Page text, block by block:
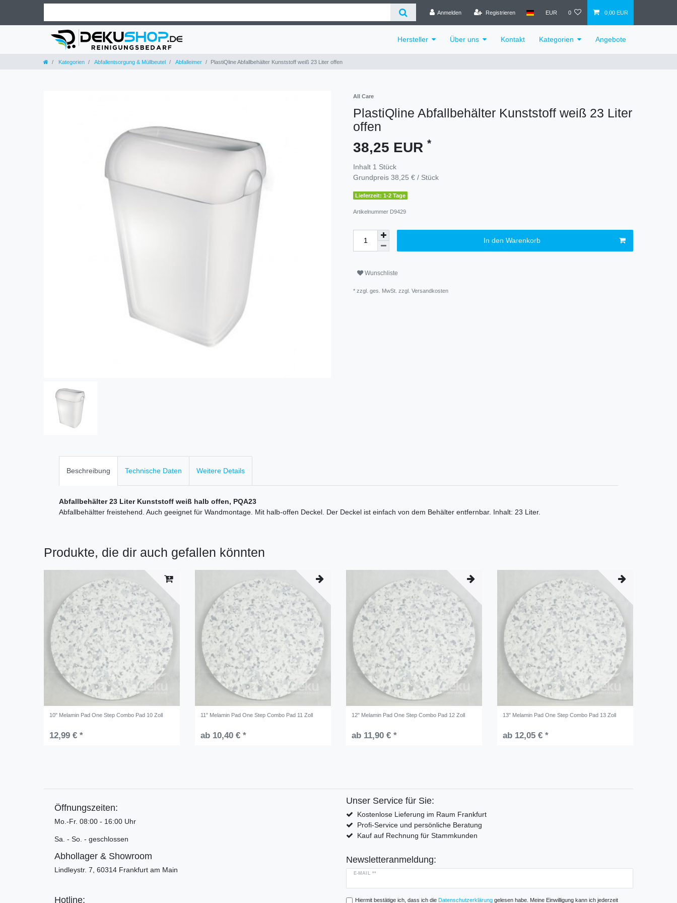
Anmelden Registrieren EUR 0 0,00 EUR
Hersteller Über uns Kontakt Kategorien Angebote
Kategorien Abfallentsorgung & Müllbeutel Abfalleimer PlastiQline Abfallbehälter Kunststoff weiß 23 Liter offen
All Care
PlastiQline Abfallbehälter Kunststoff weiß 23 Liter
offen
38,25 EUR *
Inhalt 1 Stück
Grundpreis 38,25 € / Stück
Lieferzeit: 1-2 Tage
Artikelnummer D9429
In den Warenkorb
Wunschliste
* zzgl. ges. MwSt. zzgl. Versandkosten
Beschreibung Technische Daten Weitere Details
Abfallbehälter 23 Liter Kunststoff weiß halb offen, PQA23
Abfallbehältter freistehend. Auch geeignet für Wandmontage. Mit halb-offen Deckel. Der Deckel ist einfach von dem Behälter entfernbar. Inhalt: 23 Liter.
Produkte, die dir auch gefallen könnten
10" Melamin Pad One Step Combo Pad 10 Zoll
12,99 € *
11" Melamin Pad One Step Combo Pad 11 Zoll
ab 10,40 € *
12" Melamin Pad One Step Combo Pad 12 Zoll
ab 11,90 € *
13" Melamin Pad One Step Combo Pad 13 Zoll
ab 12,05 € *
Öffnungszeiten:
Mo.-Fr. 08:00 - 16:00 Uhr
Sa. - So. - geschlossen
Abhollager & Showroom
Lindleystr. 7, 60314 Frankfurt am Main
Hotline:
Unser Service für Sie:
Kostenlose Lieferung im Raum Frankfurt
Profi-Service und persönliche Beratung
Kauf auf Rechnung für Stammkunden
Newsletteranmeldung:
E-MAIL **
Hiermit bestätige ich, dass ich die Daten­schutz­erklärunggelesen habe. Meine Einwilligung kann ich jederzeit